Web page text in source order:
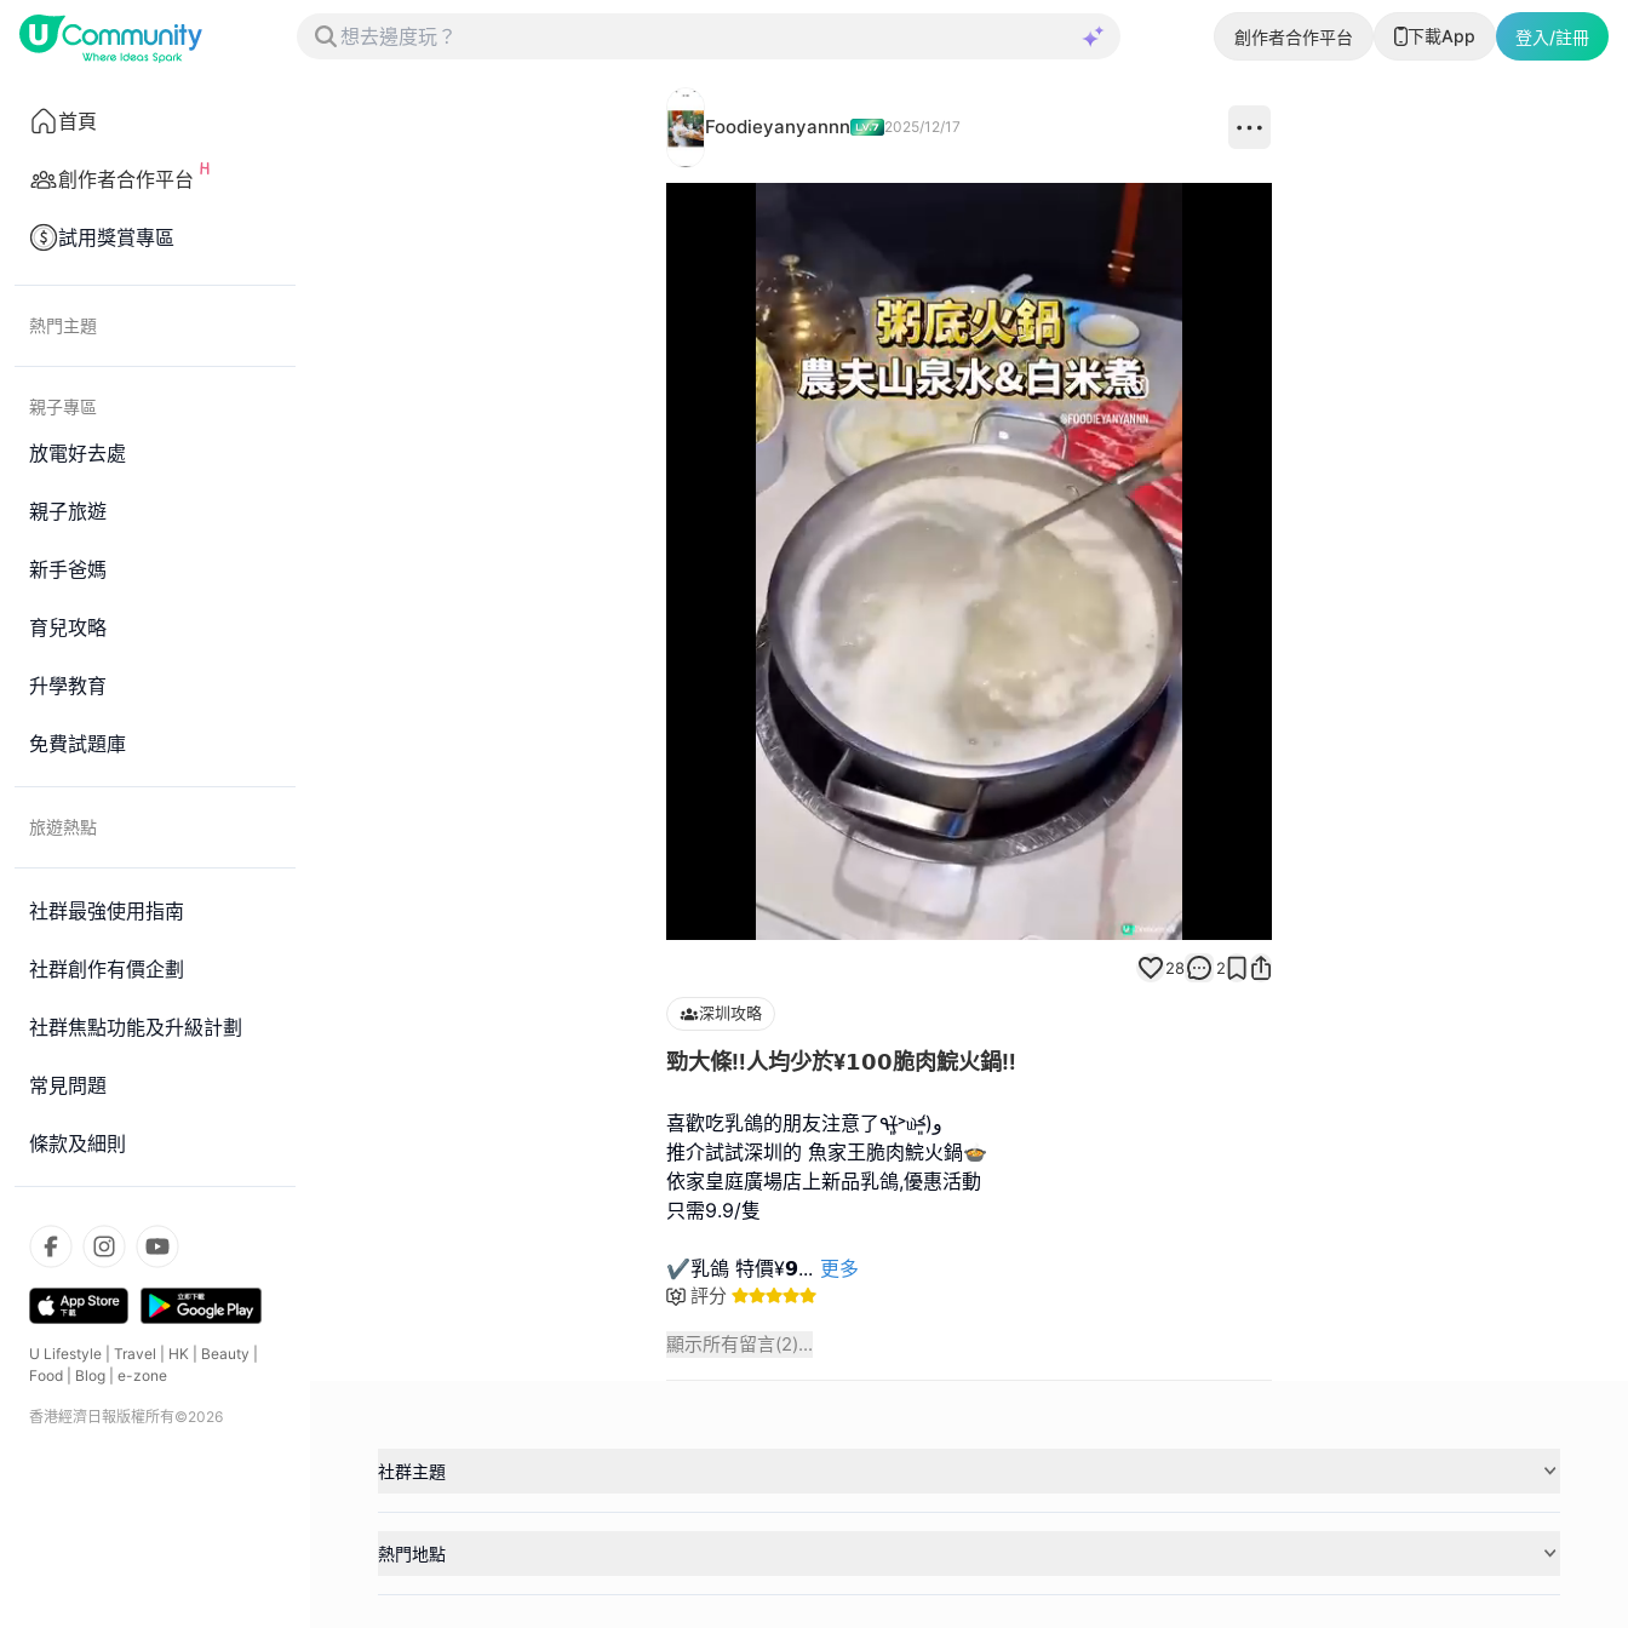
創作者合作平台 下載App 登入/註冊
首頁
創作者合作平台
試用獎賞專區
熱門主題
親子專區
放電好去處
親子旅遊
新手爸媽
育兒攻略
升學教育
免費試題庫
旅遊熱點
社群最強使用指南
社群創作有價企劃
社群焦點功能及升級計劃
常見問題
條款及細則
U Lifestyle Travel HK Beauty
Food
Blog e-zone
香港經濟日報版權所有©2026
Foodieyanyannn 2025/12/17
Loaded
100.00%
28 2
深圳攻略
勁大條‼️人均少於¥𝟭𝟬𝟬脆肉鯇火鍋‼️
喜歡吃乳鴿的朋友注意了٩(˃̶͈̀௰˂̶͈́)و
推介試試深圳的 魚家王脆肉鯇火鍋🍲
依家皇庭廣場店上新品乳鴿,優惠活動
只需9.9/隻
✔️乳鴿 特價¥𝟵... 更多
評分
顯示所有留言(2)...
社群主題
熱門地點